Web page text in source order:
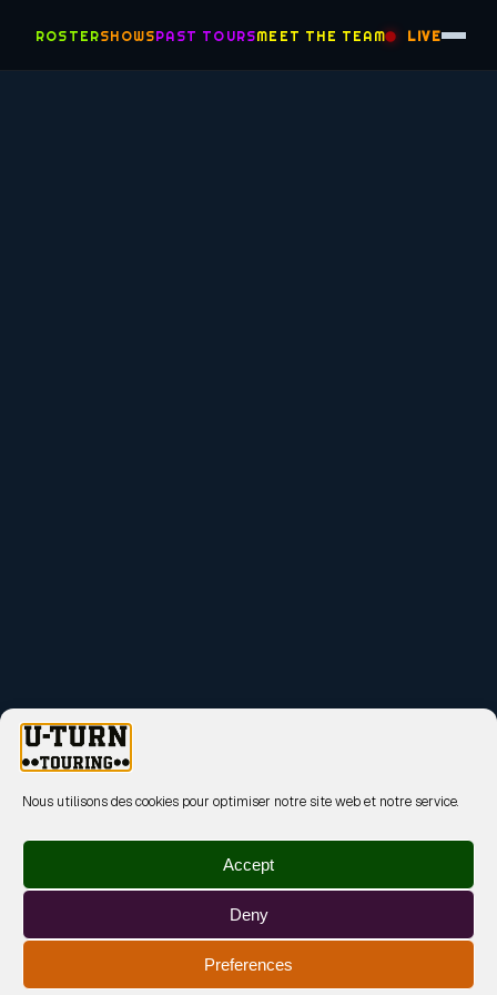
Nous utilisons des cookies pour optimiser notre site web et notre service.
Accept
Deny
Preferences
ROSTERSHOWSPAST TOURSMEET THE TEAM LIVE